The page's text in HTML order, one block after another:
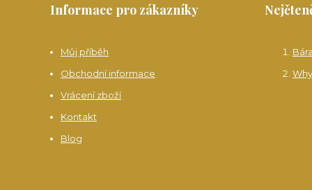
Informace pro zákazníky
Můj příběh
Obchodní informace
Vrácení zboží
Kontakt
Blog